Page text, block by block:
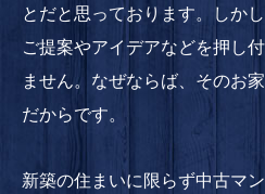
とだと思っております。しか
ご提案やアイデアなどを押し
ません。なぜならば、そのお
だからです。
新築の住まいに限らず中古マ